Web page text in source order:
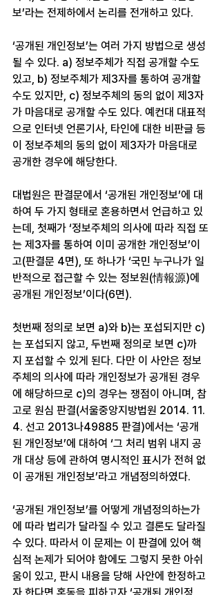
보’라는 전제하에서 논리를 전개하고 있다.
‘공개된 개인정보’는 여러 가지 방법으로 생성
될 수 있다. a) 정보주체가 직접 공개할 수도
있고, b) 정보주체가 제3자를 통하여 공개할
수도 있지만, c) 정보주체의 동의 없이 제3자
가 마음대로 공개할 수도 있다. 예컨대 대표적
으로 인터넷 언론기사, 타인에 대한 비판글 등
이 정보주체의 동의 없이 제3자가 마음대로
공개한 경우에 해당한다.
대법원은 판결문에서 ‘공개된 개인정보’에 대
하여 두 가지 형태로 혼용하면서 언급하고 있
는데, 첫째가 ‘정보주체의 의사에 따라 직접 또
는 제3자를 통하여 이미 공개한 개인정보’이
고(판결문 4면), 또 하나가 ‘국민 누구나가 일
반적으로 접근할 수 있는 정보원(情報源)에
공개된 개인정보’이다(6면).
첫번째 정의로 보면 a)와 b)는 포섭되지만 c)
는 포섭되지 않고, 두번째 정의로 보면 c)까
지 포섭할 수 있게 된다. 다만 이 사안은 정보
주체의 의사에 따라 개인정보가 공개된 경우
에 해당하므로 c)의 경우는 쟁점이 아니며, 참
고로 원심 판결(서울중앙지방법원 2014. 11.
4. 선고 2013나49885 판결)에서는 ‘공개
된 개인정보’에 대하여 ‘그 처리 범위 내지 공
개 대상 등에 관하여 명시적인 표시가 전혀 없
이 공개된 개인정보’라고 개념정의하였다.
‘공개된 개인정보’를 어떻게 개념정의하는가
에 따라 법리가 달라질 수 있고 결론도 달라질
수 있다. 따라서 이 문제는 이 판결에 있어 핵
심적 논제가 되어야 함에도 그렇지 못한 아쉬
움이 있고, 판시 내용을 당해 사안에 한정하고